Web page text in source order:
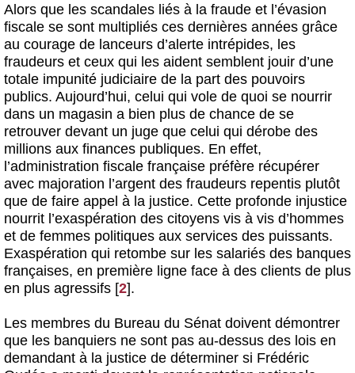
Alors que les scandales liés à la fraude et l’évasion
fiscale se sont multipliés ces dernières années grâce
au courage de lanceurs d’alerte intrépides, les
fraudeurs et ceux qui les aident semblent jouir d’une
totale impunité judiciaire de la part des pouvoirs
publics. Aujourd’hui, celui qui vole de quoi se nourrir
dans un magasin a bien plus de chance de se
retrouver devant un juge que celui qui dérobe des
millions aux finances publiques. En effet,
l’administration fiscale française préfère récupérer
avec majoration l’argent des fraudeurs repentis plutôt
que de faire appel à la justice. Cette profonde injustice
nourrit l’exaspération des citoyens vis à vis d’hommes
et de femmes politiques aux services des puissants.
Exaspération qui retombe sur les salariés des banques
françaises, en première ligne face à des clients de plus
en plus agressifs [2].
Les membres du Bureau du Sénat doivent démontrer
que les banquiers ne sont pas au-dessus des lois en
demandant à la justice de déterminer si Frédéric